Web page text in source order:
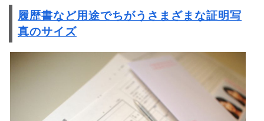
履歴書など用途でちがうさまざまな証明写
真のサイズ